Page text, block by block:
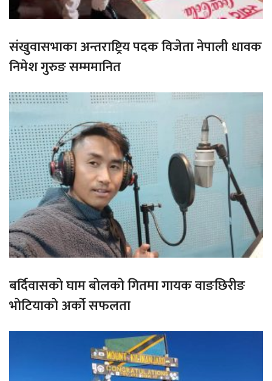
संखुवासभाका अन्तराष्ट्रिय पदक विजेता नेपाली धावक
निमेश गुरुङ सम्ममानित
बर्दिवासको घाम बोलको गितमा गायक वाङछिरीङ
भोटियाको अर्को सफलता